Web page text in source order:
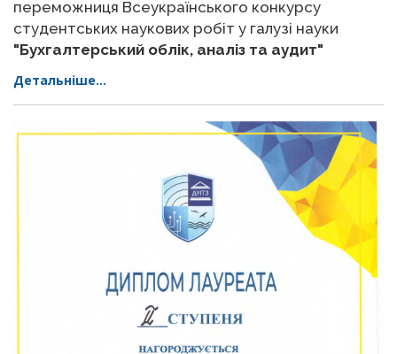
переможниця Всеукраїнського конкурсу
студентських наукових робіт у галузі науки
"Бухгалтерський облік, аналіз та аудит"
Детальніше...